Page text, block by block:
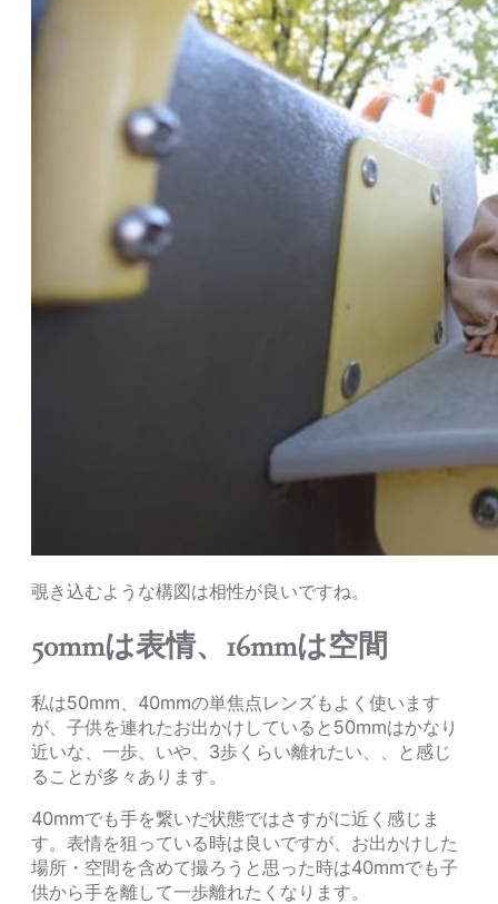
覗き込むような構図は相性が良いですね。
50mmは表情、16mmは空間
私は50mm、40mmの単焦点レンズもよく使います
が、子供を連れたお出かけしていると50mmはかなり
近いな、一歩、いや、3歩くらい離れたい、、と感じ
ることが多々あります。
40mmでも手を繋いだ状態ではさすがに近く感じま
す。表情を狙っている時は良いですが、お出かけした
場所・空間を含めて撮ろうと思った時は40mmでも子
供から手を離して一歩離れたくなります。